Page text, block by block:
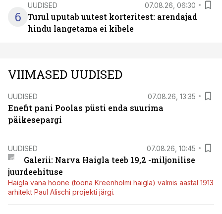
6
UUDISED 07.08.26, 06:30
Turul uputab uutest korteritest: arendajad
hindu langetama ei kibele
VIIMASED UUDISED
UUDISED 07.08.26, 13:35
Enefit pani Poolas püsti enda suurima
päikesepargi
UUDISED 07.08.26, 10:45
Galerii: Narva Haigla teeb 19,2 -miljonilise
juurdeehituse
Haigla vana hoone (toona Kreenholmi haigla) valmis aastal 1913
arhitekt Paul Alischi projekti järgi.